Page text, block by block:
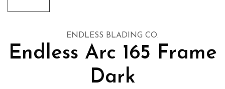
ENDLESS BLADING CO.
Endless Arc 165 Frame
Dark